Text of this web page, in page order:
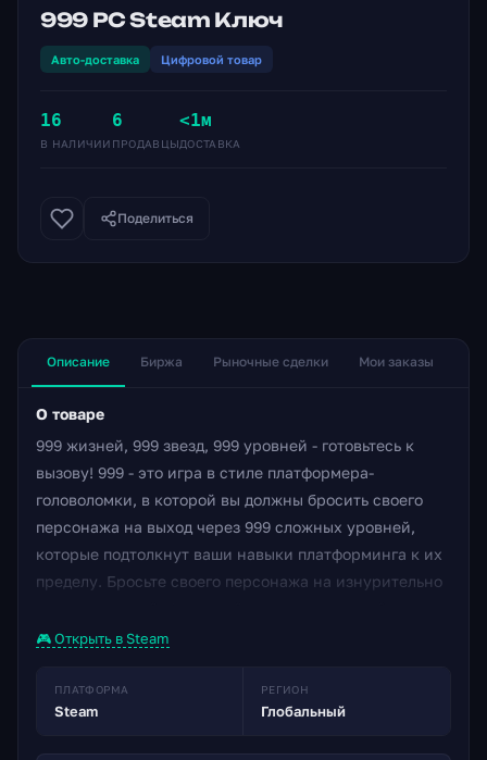
999 PC Steam Ключ
Авто-доставка Цифровой товар
16
В НАЛИЧИИ
6
ПРОДАВЦЫ
<1м
ДОСТАВКА
Поделиться
Описание Биржа Рыночные сделки Мои заказы
О товаре
999 жизней, 999 звезд, 999 уровней - готовьтесь к
вызову! 999 - это игра в стиле платформера-
головоломки, в которой вы должны бросить своего
персонажа на выход через 999 сложных уровней,
которые подтолкнут ваши навыки платформинга к их
пределу. Бросьте своего персонажа на изнурительно
красочный и захватывающий уровень ярости и
999 жизней щедры, но приготовьтесь удивляться и,
самое главное, подготовиться к вызову! 999 Levels 9
🎮 Открыть в Steam
ПЛАТФОРМА
Steam
РЕГИОН
Глобальный